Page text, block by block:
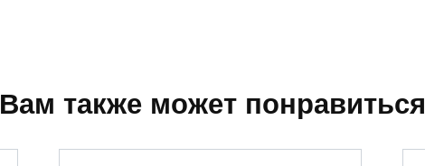
Вам также может понравиться